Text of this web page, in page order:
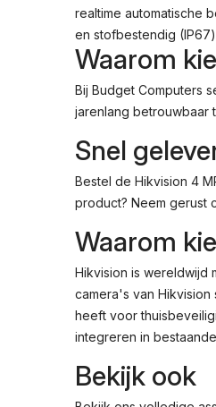
realtime automatische
en stofbestendig
Waarom
Bij Budget Computers
jarenlang betrouwbaar
Snel
Bestel de Hikvision 4
product? Neem gerust
Waarom
Hikvision is wereldwijd
camera's van
heeft voor
integreren in
Bekijk ook